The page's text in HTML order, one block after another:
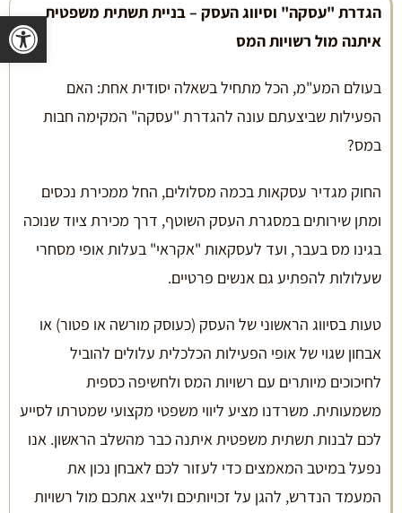
פתח הגדרת "עסקה" וסיווג העסק – בניית תשתית משפטית
איתנה מול רשויות המס
בעולם המע"מ, הכל מתחיל בשאלה יסודית אחת: האם
הפעילות שביצעתם עונה להגדרת "עסקה" המקימה חבות
במס?
החוק מגדיר עסקאות בכמה מסלולים, החל ממכירת נכסים
ומתן שירותים במסגרת העסק השוטף, דרך מכירת ציוד שנוכה
בגינו מס בעבר, ועד לעסקאות "אקראי" בעלות אופי מסחרי
שעלולות להפתיע גם אנשים פרטיים.
טעות בסיווג הראשוני של העסק (כעוסק מורשה או פטור) או
אבחון שגוי של אופי הפעילות הכלכלית עלולים להוביל
לחיכוכים מיותרים עם רשויות המס ולחשיפה כספית
משמעותית. משרדנו מציע ליווי משפטי מקצועי שמטרתו לסייע
לכם לבנות תשתית משפטית איתנה כבר מהשלב הראשון. אנו
נפעל במיטב המאמצים כדי לעזור לכם לאבחן נכון את
המעמד הנדרש, להגן על זכויותיכם ולייצג אתכם מול רשויות